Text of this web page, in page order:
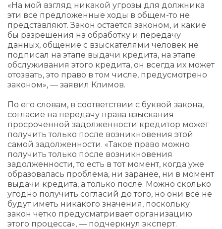
«На мой взгляд никакой угрозы для должника
эти все предложенные ходы в общем-то не
представляют. Закон остается законом, и какие
бы разрешения на обработку и передачу
данных, общение с взыскателями человек не
подписал на этапе выдачи кредита, на этапе
обслуживания этого кредита, он всегда их может
отозвать, это право в том числе, предусмотрено
законом», — заявил Климов.
По его словам, в соответствии с буквой закона,
согласие на передачу права взыскания
просроченной задолженности кредитор может
получить только после возникновения этой
самой задолженности. «Такое право можно
получить только после возникновения
задолженности, то есть в тот момент, когда уже
образовалась проблема, ни заранее, ни в момент
выдачи кредита, а только после. Можно сколько
угодно получить согласий до того, но они все не
будут иметь никакого значения, поскольку
закон четко предусматривает организацию
этого процесса», — подчеркнул эксперт.